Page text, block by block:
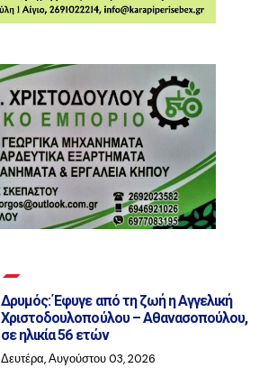
Δρυμός: Έφυγε από τη ζωή η Αγγελική
Χριστοδουλοπούλου – Αθανασοπούλου,
σε ηλικία 56 ετών
Δευτέρα, Αυγούστου 03, 2026